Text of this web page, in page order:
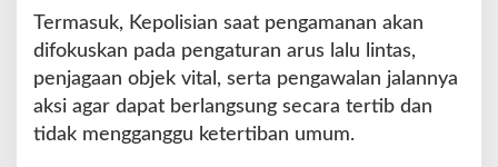
Termasuk, Kepolisian saat pengamanan akan
difokuskan pada pengaturan arus lalu lintas,
penjagaan objek vital, serta pengawalan jalannya
aksi agar dapat berlangsung secara tertib dan
tidak mengganggu ketertiban umum.